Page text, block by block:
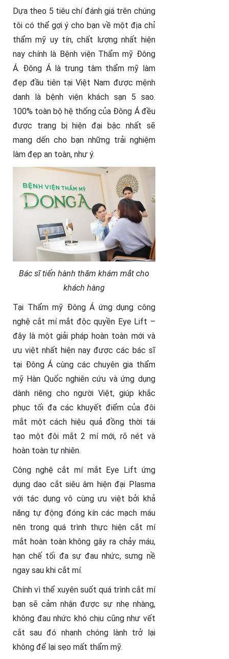
Dựa theo 5 tiêu chí đánh giá trên chúng
tôi có thể gợi ý cho bạn về một địa chỉ
thẩm mỹ uy tín, chất lượng nhất hiện
nay chính là Bệnh viện Thẩm mỹ Đông
Á. Đông Á là trung tâm thẩm mỹ làm
đẹp đầu tiên tại Việt Nam được mệnh
danh là bệnh viện khách sạn 5 sao.
100% toàn bộ hệ thống của Đông Á đều
được trang bị hiện đại bậc nhất sẽ
mang dến cho bạn những trải nghiệm
làm đẹp an toàn, như ý.
Bác sĩ tiến hành thăm khám mắt cho
khách hàng
Tại Thẩm mỹ Đông Á ứng dụng công
nghệ cắt mí mắt độc quyền Eye Lift –
đây là một giải pháp hoàn toàn mới và
ưu việt nhất hiện nay được các bác sĩ
tại Đông Á cùng các chuyên gia thẩm
mỹ Hàn Quốc nghiên cứu và ứng dụng
dành riêng cho người Việt, giúp khắc
phục tối đa các khuyết điểm của đôi
mắt một cách hiệu quả đồng thời tái
tạo một đôi mắt 2 mí mới, rõ nét và
hoàn toàn tự nhiên.
Công nghệ cắt mí mắt Eye Lift ứng
dụng dao cắt siêu âm hiện đại Plasma
với tác dụng vô cùng ưu việt bởi khả
năng tự động đóng kín các mạch máu
nên trong quá trình thực hiện cắt mí
mắt hoàn toàn không gây ra chảy máu,
hạn chế tối đa sự đau nhức, sưng nề
ngay sau khi cắt mí.
Chính vì thể xuyên suốt quá trình cắt mí
bạn sẽ cảm nhận được sự nhẹ nhàng,
không đau nhức khó chịu cũng như vết
cắt sau đó nhanh chóng lành trở lại
không để lại sẹo mất thẩm mỹ.